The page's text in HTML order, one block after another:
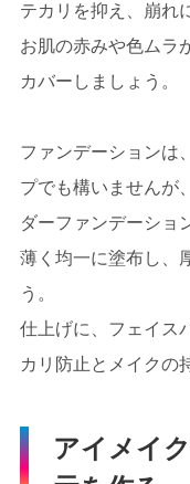
テカリを抑え、崩れ
お肌の赤みや色ムラ
カバーしましょう。
ファンデーションは
プでも構いませんが
ダーファンデーショ
薄く均一に塗布し、
う。
仕上げに、フェイス
カリ防止とメイクの
アイメイ